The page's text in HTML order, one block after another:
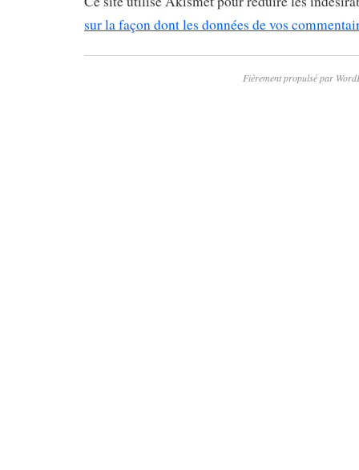
sur la façon dont les données de vos
Fièrement propulsé par